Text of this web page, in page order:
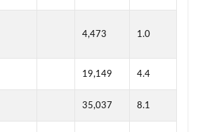
4,473 1.0
19,149 4.4
35,037 8.1